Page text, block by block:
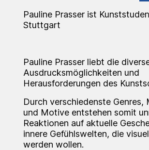
Pauline Prasser ist
Stuttgart
Pauline Prasser liebt die
Ausdrucksmöglichkeiten und
Herausforderungen des
Durch verschiedenste Genres,
und Motive entstehen somit
Reaktionen auf aktuelle
innere Gefühlswelten, die
werden wollen.